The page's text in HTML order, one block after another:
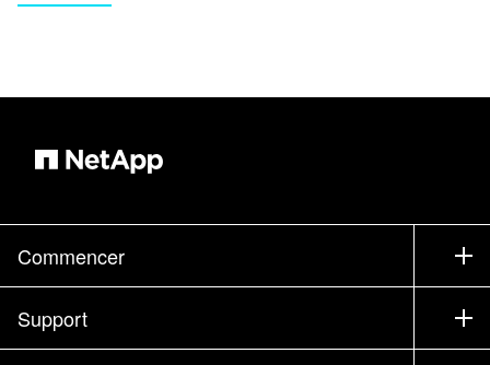
Commencer
Comment acheter
Service commercial
Support